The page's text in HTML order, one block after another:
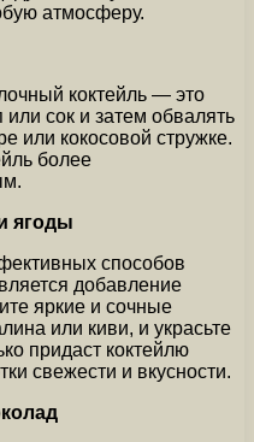
атмосферу.
коктейль — это
сок и затем обвалять
или кокосовой стружке.
более
ягоды
способов
добавление
яркие и сочные
или киви, и украсьте
придаст коктейлю
свежести и вкусности.